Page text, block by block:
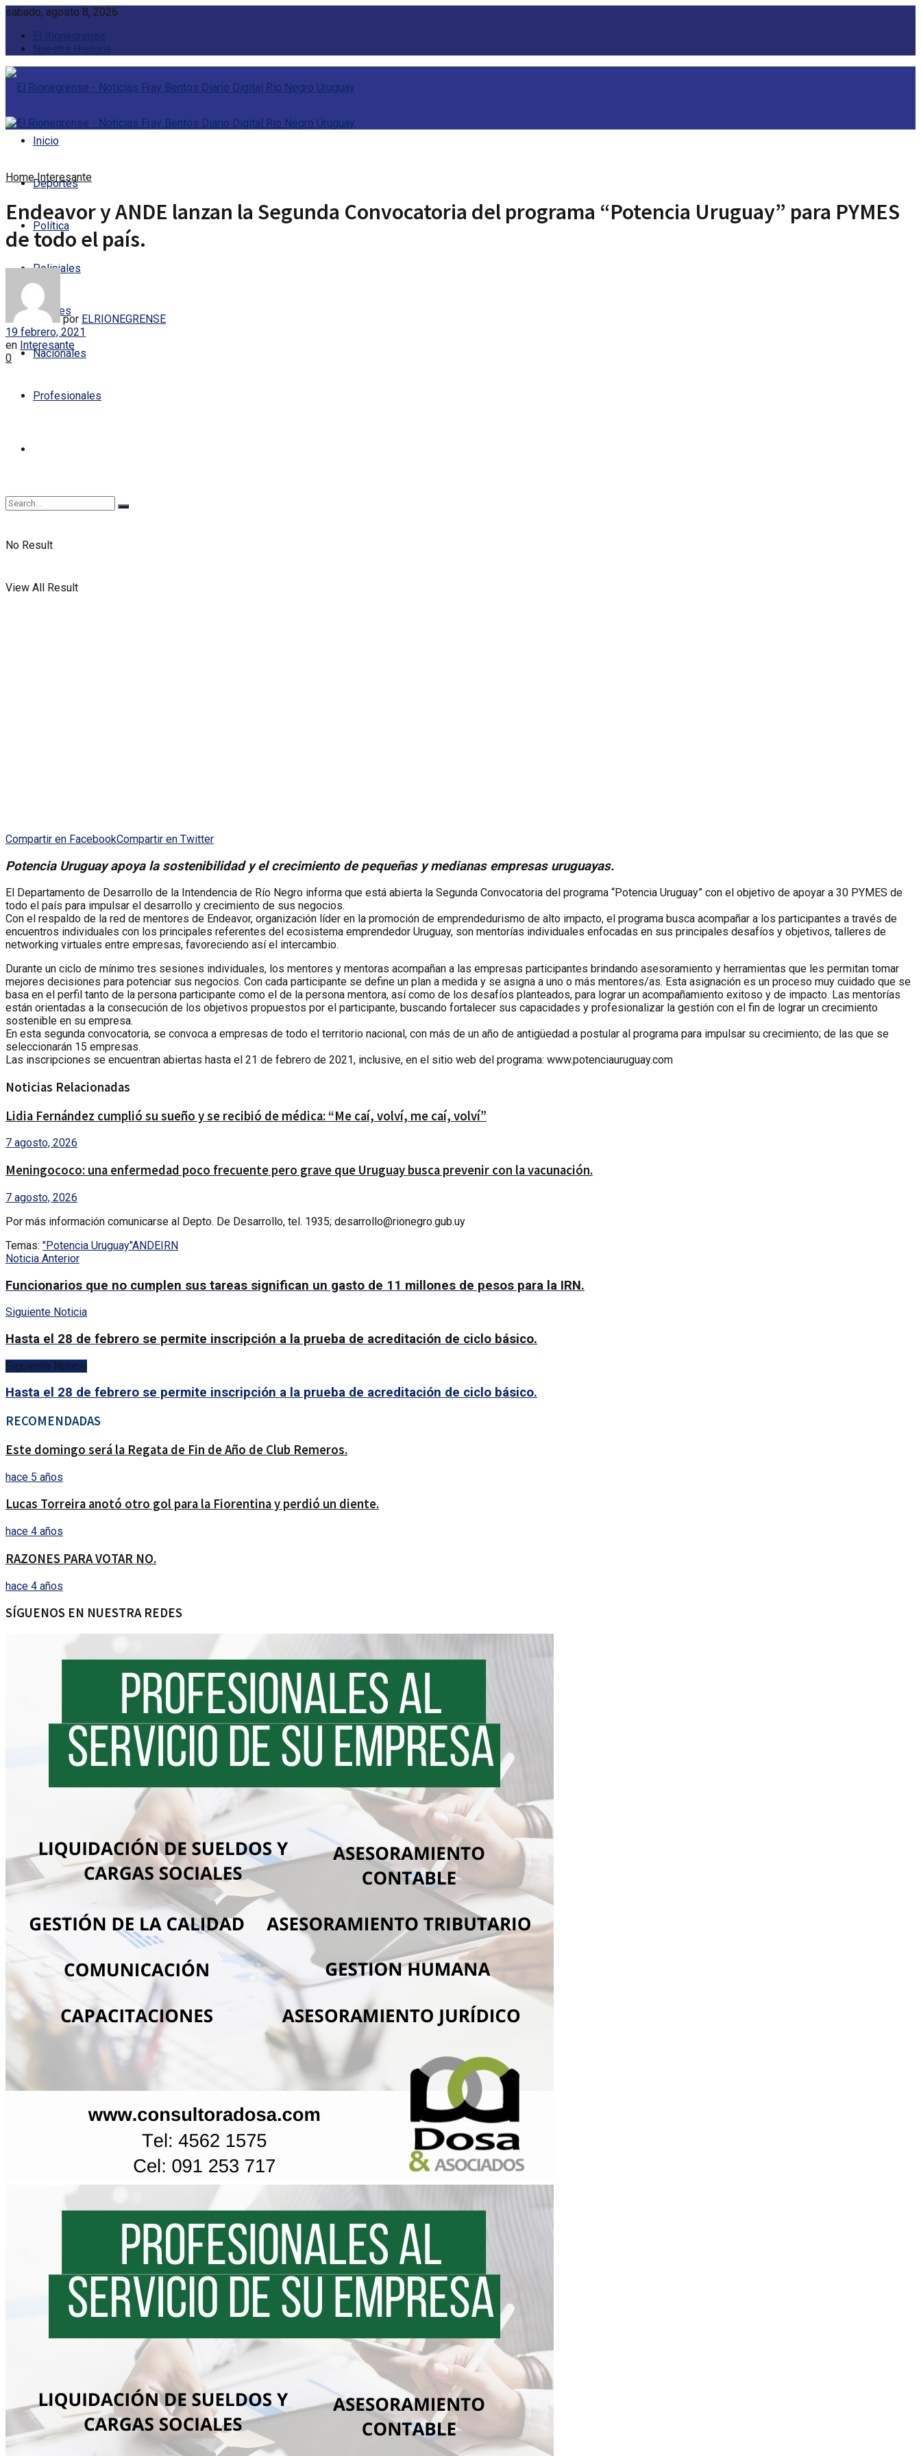
sábado, agosto 8, 2026
El Rionegrense
Nuestra Historia
Inicio
Deportes
Política
Policiales
Locales
Nacionales
Profesionales
No Result
View All Result
Home Interesante
Endeavor y ANDE lanzan la Segunda Convocatoria del programa “Potencia Uruguay” para PYMES
de todo el país.
por ELRIONEGRENSE
19 febrero, 2021
en Interesante
0
Compartir en FacebookCompartir en Twitter
Potencia Uruguay apoya la sostenibilidad y el crecimiento de pequeñas y medianas empresas uruguayas.
El Departamento de Desarrollo de la Intendencia de Río Negro informa que está abierta la Segunda Convocatoria del programa “Potencia Uruguay” con el objetivo de apoyar a 30 PYMES de
todo el país para impulsar el desarrollo y crecimiento de sus negocios.
Con el respaldo de la red de mentores de Endeavor, organización líder en la promoción de emprendedurismo de alto impacto, el programa busca acompañar a los participantes a través de
encuentros individuales con los principales referentes del ecosistema emprendedor Uruguay, son mentorías individuales enfocadas en sus principales desafíos y objetivos, talleres de
networking virtuales entre empresas, favoreciendo así el intercambio.
Durante un ciclo de mínimo tres sesiones individuales, los mentores y mentoras acompañan a las empresas participantes brindando asesoramiento y herramientas que les permitan tomar
mejores decisiones para potenciar sus negocios. Con cada participante se define un plan a medida y se asigna a uno o más mentores/as. Esta asignación es un proceso muy cuidado que se
basa en el perfil tanto de la persona participante como el de la persona mentora, así como de los desafíos planteados, para lograr un acompañamiento exitoso y de impacto. Las mentorías
están orientadas a la consecución de los objetivos propuestos por el participante, buscando fortalecer sus capacidades y profesionalizar la gestión con el fin de lograr un crecimiento
sostenible en su empresa.
En esta segunda convocatoria, se convoca a empresas de todo el territorio nacional, con más de un año de antigüedad a postular al programa para impulsar su crecimiento; de las que se
seleccionarán 15 empresas.
Las inscripciones se encuentran abiertas hasta el 21 de febrero de 2021, inclusive, en el sitio web del programa: www.potenciauruguay.com
Noticias Relacionadas
Lidia Fernández cumplió su sueño y se recibió de médica: “Me caí, volví, me caí, volví”
7 agosto, 2026
Meningococo: una enfermedad poco frecuente pero grave que Uruguay busca prevenir con la vacunación.
7 agosto, 2026
Por más información comunicarse al Depto. De Desarrollo, tel. 1935; desarrollo@rionegro.gub.uy
Temas: "Potencia Uruguay"ANDEIRN
Noticia Anterior
Funcionarios que no cumplen sus tareas significan un gasto de 11 millones de pesos para la IRN.
Siguiente Noticia
Hasta el 28 de febrero se permite inscripción a la prueba de acreditación de ciclo básico.
Siguiente Noticia
Hasta el 28 de febrero se permite inscripción a la prueba de acreditación de ciclo básico.
RECOMENDADAS
Este domingo será la Regata de Fin de Año de Club Remeros.
hace 5 años
Lucas Torreira anotó otro gol para la Fiorentina y perdió un diente.
hace 4 años
RAZONES PARA VOTAR NO.
hace 4 años
SÍGUENOS EN NUESTRA REDES